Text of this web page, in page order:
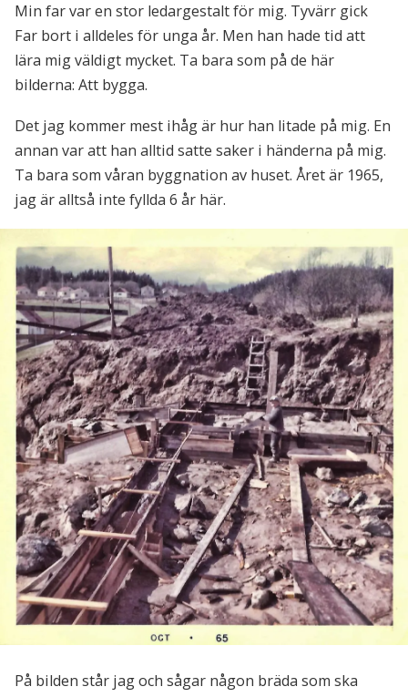
Min far var en stor ledargestalt för mig. Tyvärr gick
Far bort i alldeles för unga år. Men han hade tid att
lära mig väldigt mycket. Ta bara som på de här
bilderna: Att bygga.
Det jag kommer mest ihåg är hur han litade på mig. En
annan var att han alltid satte saker i händerna på mig.
Ta bara som våran byggnation av huset. Året är 1965,
jag är alltså inte fyllda 6 år här.
På bilden står jag och sågar någon bräda som ska